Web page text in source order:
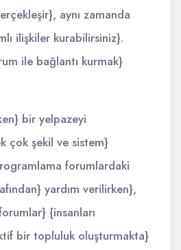
aynı zamanda
ilişkiler kurabilirsiniz}.
ile bağlantı kurmak}
bir yelpazeyi
çok şekil ve sistem}
forumlardaki
yardım verilirken},
{insanları
bir topluluk oluşturmakta}